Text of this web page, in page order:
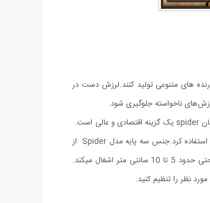
های متنوعی تولید کنند.لرزش دست در
ناخواسته جلوگیری شود.
اگر دنبال یک سه پایه گوشی برای فیلمبرداری و عکس برداری هستید که در محیطهای متفاوت بتوانید از آن استفاده کنید و ارزان قیمت هم باشد سه پایه عنکبوتی یا همان spider یک گزینه اقتصادی و عالی است.
این سه پایه دارای پایه های منعطف بوده که قابلیت تغییر جهت را دارد و می توان آن را به سطوح مختلف نصب کنید. از این سه پایه می توان برای نمایش فیلم نیز استفاده کرد.جنس سه پایه مدل Spider از
پلاستیک فشرده ومقاوم است که جنسی مقاوم و سبک وزن است و با سایر سه پایه ها تفاوت دارد. حداقل ارتفاع آن 31 سانتی متر است در حالت باز به همراه مساحتی حدود 5 تا 10 سانتی متر اشغال میکند.